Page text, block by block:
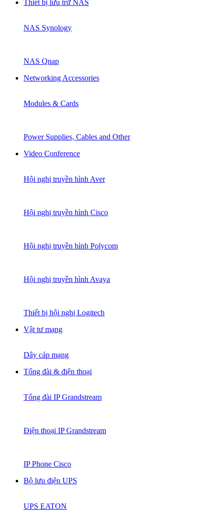
Thiết bị lưu trữ NAS
NAS Synology
NAS Qnap
Networking Accessories
Modules & Cards
Power Supplies, Cables and Other
Video Conference
Hội nghị truyền hình Aver
Hội nghị truyền hình Cisco
Hội nghị truyền hình Polycom
Hội nghị truyền hình Avaya
Thiết bị hội nghị Logitech
Vật tư mạng
Dây cáp mạng
Tổng đài & điện thoại
Tổng đài IP Grandstream
Điện thoại IP Grandstream
IP Phone Cisco
Bộ lưu điện UPS
UPS EATON